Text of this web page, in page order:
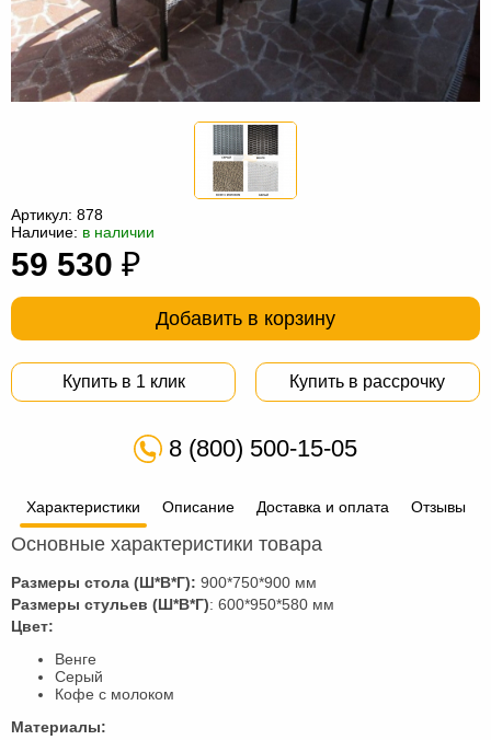
мебель
Столы
под
Мебель
мешки
Мебель
из
Садовая
Артикул: 878
Наличие: в наличии
59 530 ₽
Добавить в корзину
Купить в 1 клик Купить в рассрочку
8 (800) 500-15-05
Характеристики Описание Доставка и оплата Отзывы
Основные характеристики товара
Размеры стола (Ш*В*Г): 900*750*900 мм
Размеры стульев (Ш*В*Г): 600*950*580 мм
Цвет:
Венге
Серый
Кофе с молоком
Материалы: